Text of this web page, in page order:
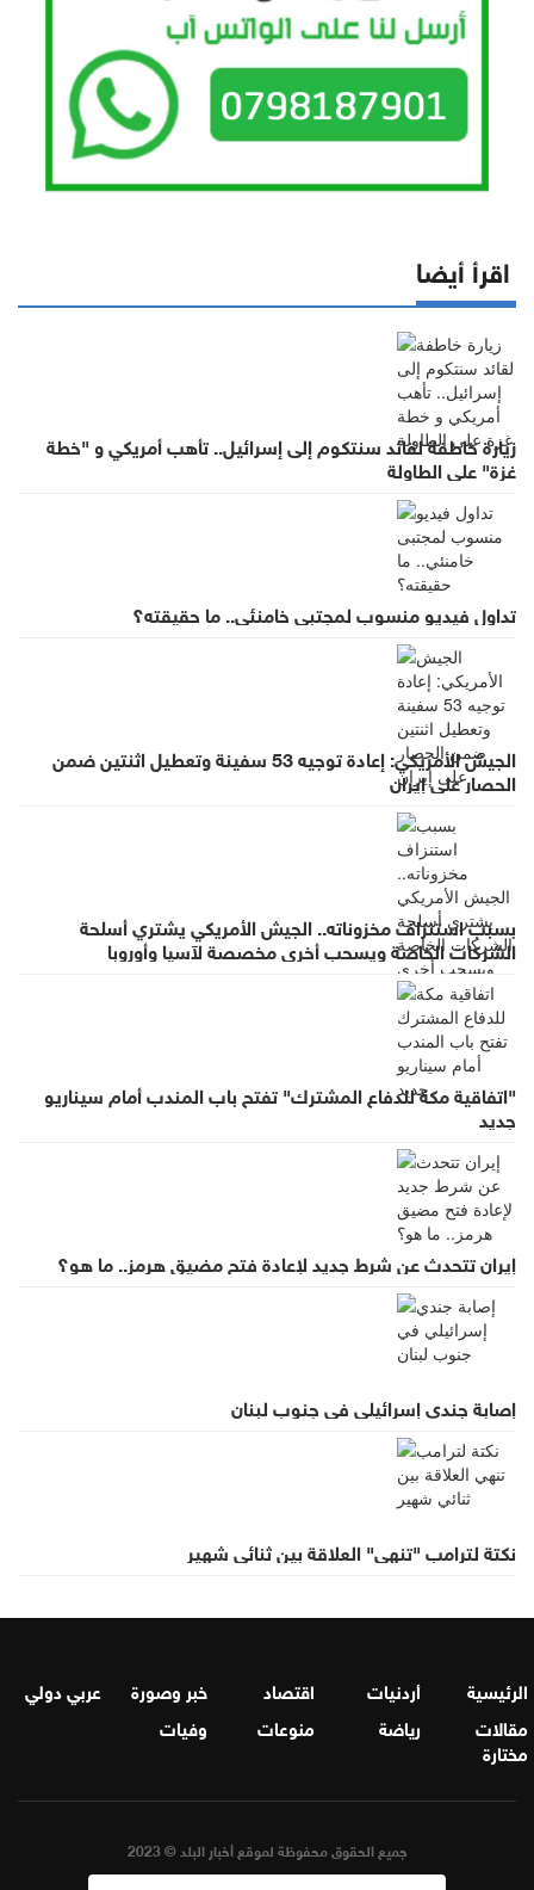
اقرأ أيضا
زيارة خاطفة لقائد سنتكوم إلى إسرائيل.. تأهب أمريكي و "خطة
غزة" على الطاولة
تداول فيديو منسوب لمجتبى خامنئي.. ما حقيقته؟
الجيش الأمريكي: إعادة توجيه 53 سفينة وتعطيل اثنتين ضمن
الحصار على إيران
بسبب استنزاف مخزوناته.. الجيش الأمريكي يشتري أسلحة
الشركات الخاصة ويسحب أخرى مخصصة لآسيا وأوروبا
"اتفاقية مكة للدفاع المشترك" تفتح باب المندب أمام سيناريو
جديد
إيران تتحدث عن شرط جديد لإعادة فتح مضيق هرمز.. ما هو؟
إصابة جندي إسرائيلي في جنوب لبنان
نكتة لترامب "تنهي" العلاقة بين ثنائي شهير
الرئيسية أردنيات اقتصاد خبر وصورة
عربي دولي
مقالات
مختارة
رياضة منوعات وفيات
جميع الحقوق محفوظة لموقع أخبار البلد © 2023